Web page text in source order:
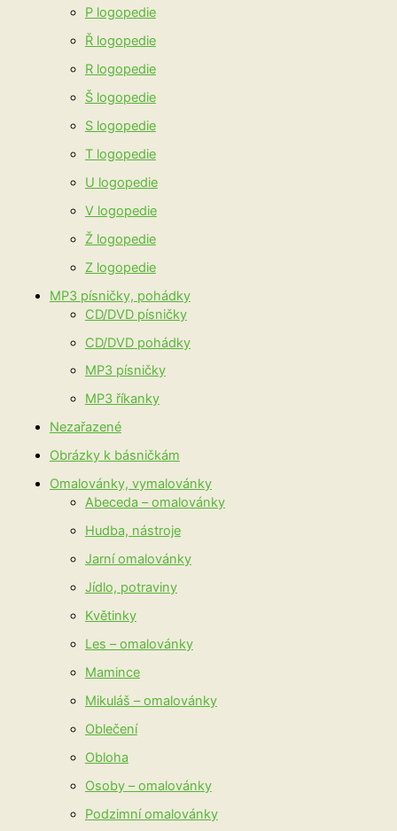
P logopedie
Ř logopedie
R logopedie
Š logopedie
S logopedie
T logopedie
U logopedie
V logopedie
Ž logopedie
Z logopedie
MP3 písničky, pohádky
CD/DVD písničky
CD/DVD pohádky
MP3 písničky
MP3 říkanky
Nezařazené
Obrázky k básničkám
Omalovánky, vymalovánky
Abeceda – omalovánky
Hudba, nástroje
Jarní omalovánky
Jídlo, potraviny
Květinky
Les – omalovánky
Mamince
Mikuláš – omalovánky
Oblečení
Obloha
Osoby – omalovánky
Podzimní omalovánky